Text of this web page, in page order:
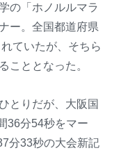
の「ホノルルマラ
ー。全国都道府県
ていたが、そちら
こととなった。
とりだが、大阪国
36分54秒をマー
分33秒の大会新記